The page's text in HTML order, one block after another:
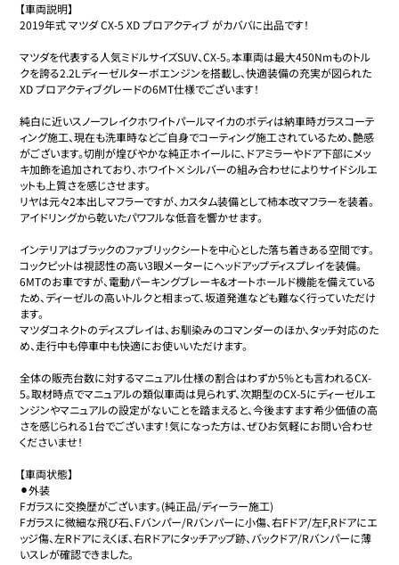
【車両説明】
2019年式 マツダ CX-5 XD プロアクティブ がカババに出品です！
マツダを代表する人気ミドルサイズSUV、CX-5。本車両は最大450Nmものトル
クを誇る2.2Lディーゼルターボエンジンを搭載し、快適装備の充実が図られた
XD プロアクティブグレードの6MT仕様でございます！
純白に近いスノーフレイクホワイトパールマイカのボディは納車時ガラスコーテ
ィング施工、現在も洗車時などご自身でコーティング施工されているため、艶感
がございます。切削が煌びやかな純正ホイールに、ドアミラーやドア下部にメッ
キ加飾を追加されており、ホワイト×シルバーの組み合わせによりサイドシルエ
ットも上質さを感じさせます。
リヤは元々2本出しマフラーですが、カスタム装備として柿本改マフラーを装着。
アイドリングから乾いたパワフルな低音を響かせます。
インテリアはブラックのファブリックシートを中心とした落ち着きある空間です。
コックピットは視認性の高い3眼メーターにヘッドアップディスプレイを装備。
6MTのお車ですが、電動パーキングブレーキ&オートホールド機能を備えている
ため、ディーゼルの高いトルクと相まって、坂道発進なども難なく行っていただけ
ます。
マツダコネクトのディスプレイは、お馴染みのコマンダーのほか、タッチ対応のた
め、走行中も停車中も快適にお使いいただけます。
全体の販売台数に対するマニュアル仕様の割合はわずか5%とも言われるCX-
5。取材時点でマニュアルの類似車両は見られず、次期型のCX-5にディーゼルエ
ンジンやマニュアルの設定がないことを踏まえると、今後ますます希少価値の高
さを感じられる1台でございます！気になった方は、ぜひお気軽にお問い合わせ
くださいませ！
【車両状態】
⚫︎外装
Fガラスに交換歴がございます。(純正品/ディーラー施工)
Fガラスに微細な飛び石、Fバンパー/Rバンパーに小傷、右Fドア/左F,Rドアにエ
ッジ傷、左Rドアにえくぼ、右Rドアにタッチアップ跡、バックドア/Rバンパーに薄
いスレが確認できました。